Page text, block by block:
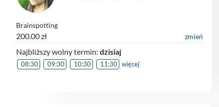
Brainspotting
200.00 zł zmień
Najbliższy wolny termin: dzisiaj
08:30 09:30 10:30 11:30 więcej